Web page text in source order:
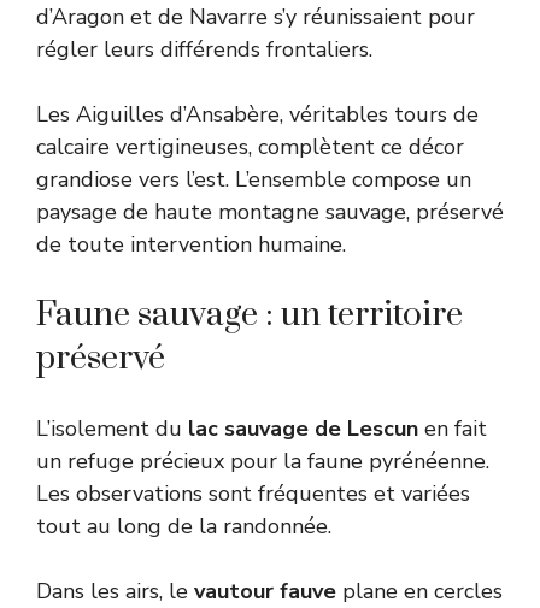
d’Aragon et de Navarre s’y réunissaient pour
régler leurs différends frontaliers.
Les Aiguilles d’Ansabère, véritables tours de
calcaire vertigineuses, complètent ce décor
grandiose vers l’est. L’ensemble compose un
paysage de haute montagne sauvage, préservé
de toute intervention humaine.
Faune sauvage : un territoire
préservé
L’isolement du lac sauvage de Lescun en fait
un refuge précieux pour la faune pyrénéenne.
Les observations sont fréquentes et variées
tout au long de la randonnée.
Dans les airs, le vautour fauve plane en cercles